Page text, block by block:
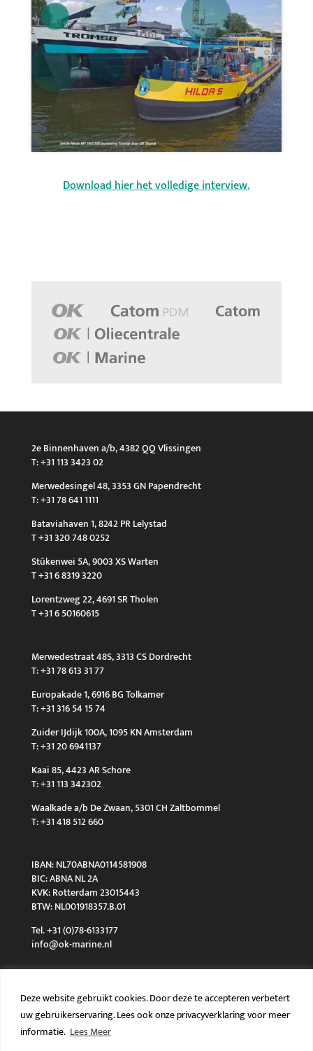
Deze website gebruikt cookies. Door deze te accepteren verbetert
uw gebruikerservaring. Lees ook onze privacyverklaring voor meer
informatie. Lees Meer
Download hier het volledige interview.
2e Binnenhaven a/b, 4382 QQ Vlissingen
T: +31 113 3423 02
Merwedesingel 48, 3353 GN Papendrecht
T: +31 78 641 1111
Bataviahaven 1, 8242 PR Lelystad
T +31 320 748 0252
Stûkenwei 5A, 9003 XS Warten
T +31 6 8319 3220
Lorentzweg 22, 4691 SR Tholen
T +31 6 50160615
Merwedestraat 48S, 3313 CS Dordrecht
T: +31 78 613 31 77
Europakade 1, 6916 BG Tolkamer
T: +31 316 54 15 74
Zuider IJdijk 100A, 1095 KN Amsterdam
T: +31 20 6941137
Kaai 85, 4423 AR Schore
T: +31 113 342302
Waalkade a/b De Zwaan, 5301 CH Zaltbommel
T: +31 418 512 660
IBAN: NL70ABNA0114581908
BIC: ABNA NL 2A
KVK: Rotterdam 23015443
BTW: NL001918357.B.01
Tel. +31 (0)78-6133177
info@ok-marine.nl
Algemene voorwaarden